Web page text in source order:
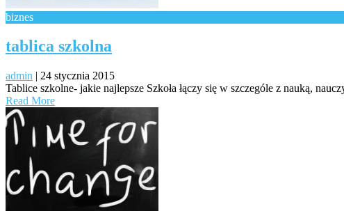
biznes
tablica szkolna
admin | 24 stycznia 2015
Tablice szkolne- jakie najlepsze Szkoła łączy się w szczególe z nauką,
Read More